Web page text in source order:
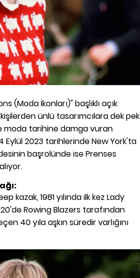
(Moda İkonları)" başlıklı açık
ünlü tasarımcılara dek pek
moda tarihine damga vuran
Eylül 2023 tarihlerinde New York'ta
başrolünde ise Prenses
kazak, 1981 yılında ilk kez Lady
Rowing Blazers tarafından
40 yıla aşkın süredir varlığını